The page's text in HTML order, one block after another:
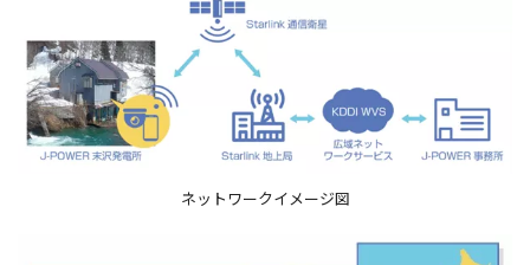
ネットワークイメージ図